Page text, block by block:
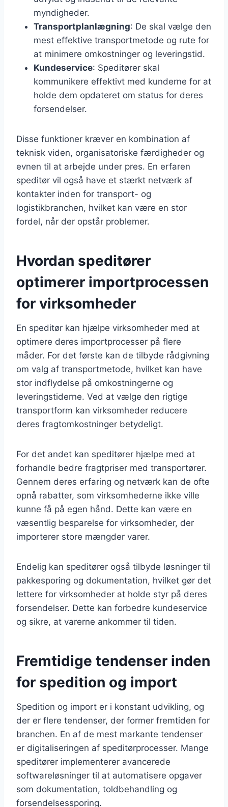
myndigheder.
Transportplanlægning: De skal vælge den
mest effektive transportmetode og rute for
at minimere omkostninger og leveringstid.
Kundeservice: Speditører skal
kommunikere effektivt med kunderne for at
holde dem opdateret om status for deres
forsendelser.
Disse funktioner kræver en kombination af
teknisk viden, organisatoriske færdigheder og
evnen til at arbejde under pres. En erfaren
speditør vil også have et stærkt netværk af
kontakter inden for transport- og
logistikbranchen, hvilket kan være en stor
fordel, når der opstår problemer.
Hvordan speditører
optimerer importprocessen
for virksomheder
En speditør kan hjælpe virksomheder med at
optimere deres importprocesser på flere
måder. For det første kan de tilbyde rådgivning
om valg af transportmetode, hvilket kan have
stor indflydelse på omkostningerne og
leveringstiderne. Ved at vælge den rigtige
transportform kan virksomheder reducere
deres fragtomkostninger betydeligt.
For det andet kan speditører hjælpe med at
forhandle bedre fragtpriser med transportører.
Gennem deres erfaring og netværk kan de ofte
opnå rabatter, som virksomhederne ikke ville
kunne få på egen hånd. Dette kan være en
væsentlig besparelse for virksomheder, der
importerer store mængder varer.
Endelig kan speditører også tilbyde løsninger til
pakkesporing og dokumentation, hvilket gør det
lettere for virksomheder at holde styr på deres
forsendelser. Dette kan forbedre kundeservice
og sikre, at varerne ankommer til tiden.
Fremtidige tendenser inden
for spedition og import
Spedition og import er i konstant udvikling, og
der er flere tendenser, der former fremtiden for
branchen. En af de mest markante tendenser
er digitaliseringen af speditørprocesser. Mange
speditører implementerer avancerede
softwareløsninger til at automatisere opgaver
som dokumentation, toldbehandling og
forsendelsessporing.